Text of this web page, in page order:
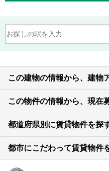
この建物の情報から、建物
この物件の情報から、現在
都道府県別に賃貸物件を探
都市にこだわって賃貸物件